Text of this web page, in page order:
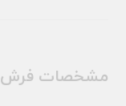
مشخصات فرش